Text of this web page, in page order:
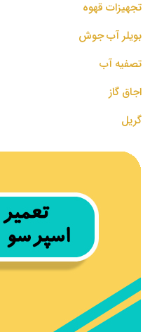
تجهیزات قهوه
بویلر آب جوش
تصفیه آب
اجاق گاز
گریل